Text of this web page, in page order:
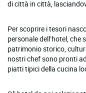
di città in città,
Per scoprire i tesori
personale dell’hotel,
patrimonio storico,
nostri chef sono pronti
piatti tipici della cucina